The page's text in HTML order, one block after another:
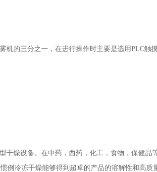
机的三分之一，在进行操作时主要是选用PLC
干燥设备。在中药，西药，化工，食物，保健
例冷冻干燥能够得到超卓的产品的溶解性和高质